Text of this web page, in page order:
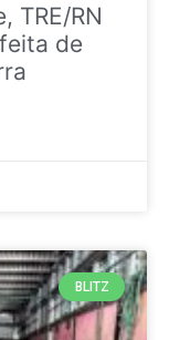
TRE/RN
de
BLITZ